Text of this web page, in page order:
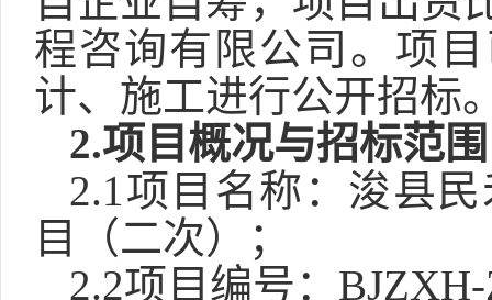
程咨询有限公司。项
计、施工进行公开招标
2.项目概况与招标范围
2.1项目名称： 浚县民
目（二次）
；
2.2项目编号：